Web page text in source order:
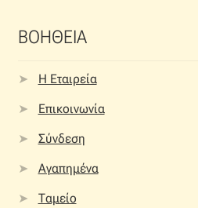
ΒΟΗΘΕΙΑ
Η Εταιρεία
Επικοινωνία
Σύνδεση
Αγαπημένα
Ταμείο